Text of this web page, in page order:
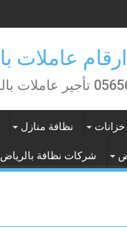
الرياض وجده والدمام
نظافة منازل
شركات نظافة بالرياض